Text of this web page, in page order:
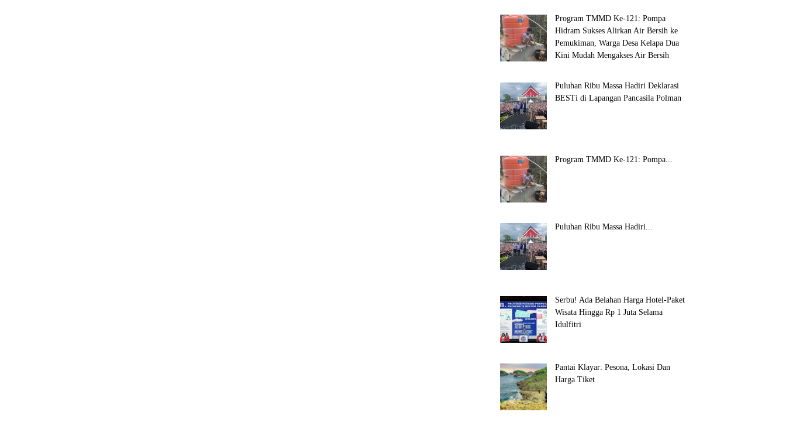
Program TMMD Ke-121: Pompa
Hidram Sukses Alirkan Air Bersih ke
Pemukiman, Warga Desa Kelapa Dua
Kini Mudah Mengakses Air Bersih
Puluhan Ribu Massa Hadiri Deklarasi
BESTi di Lapangan Pancasila Polman
Program TMMD Ke-121: Pompa...
Puluhan Ribu Massa Hadiri...
Serbu! Ada Belahan Harga Hotel-Paket
Wisata Hingga Rp 1 Juta Selama
Idulfitri
Pantai Klayar: Pesona, Lokasi Dan
Harga Tiket